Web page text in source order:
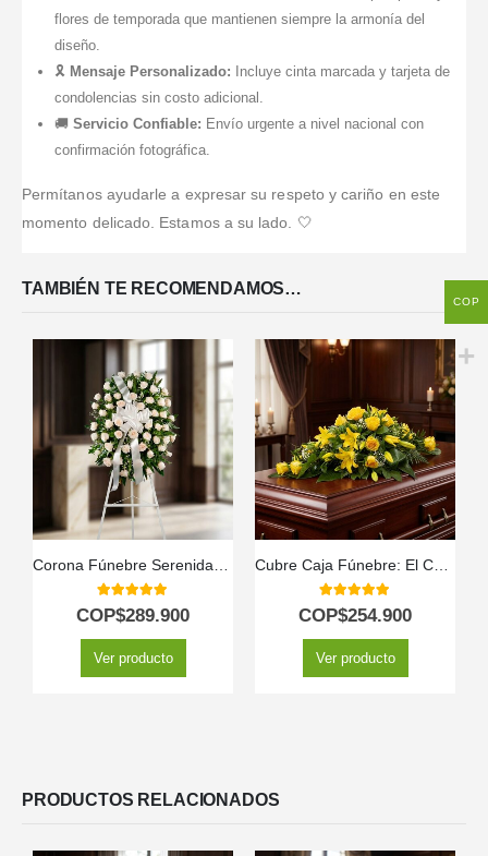
flores de temporada que mantienen siempre la armonía del
diseño.
🎗️ Mensaje Personalizado: Incluye cinta marcada y tarjeta de
condolencias sin costo adicional.
🚚 Servicio Confiable: Envío urgente a nivel nacional con
confirmación fotográfica.
Permítanos ayudarle a expresar su respeto y cariño en este
momento delicado. Estamos a su lado. 🤍
TAMBIÉN TE RECOMENDAMOS…
5.00out of 5
COP$289.900
Ver producto
5.00out of 5
COP$254.900
Ver producto
PRODUCTOS RELACIONADOS
COP